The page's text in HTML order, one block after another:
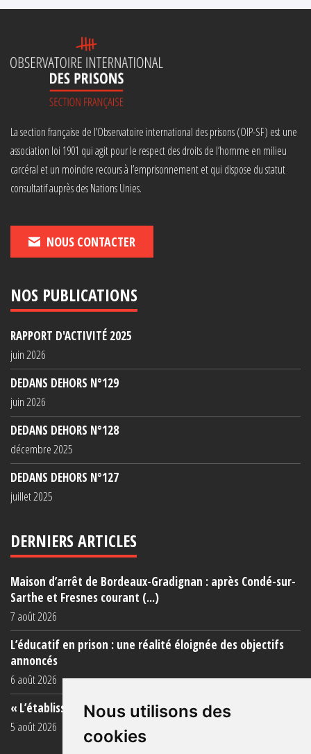
Nous utilisons des
cookies
La section française de l’Observatoire international des prisons (OIP-SF) est une
association loi 1901 qui agit pour le respect des droits de l’homme en milieu
carcéral et un moindre recours à l’emprisonnement et qui dispose du statut
consultatif auprès des Nations Unies.
NOUS CONTACTER
NOS PUBLICATIONS
RAPPORT D'ACTIVITÉ 2025
juin 2026
DEDANS DEHORS N°129
juin 2026
DEDANS DEHORS N°128
décembre 2025
DEDANS DEHORS N°127
juillet 2025
DERNIERS ARTICLES
Maison d’arrêt de Bordeaux-Gradignan : après Condé-sur-
Sarthe et Fresnes courant (...)
7 août 2026
L’éducatif en prison : une réalité éloignée des objectifs
annoncés
6 août 2026
« L’établissement est une porcherie totale »
5 août 2026